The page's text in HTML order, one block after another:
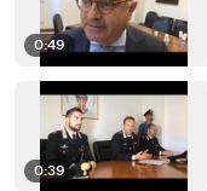
0:49
0:39